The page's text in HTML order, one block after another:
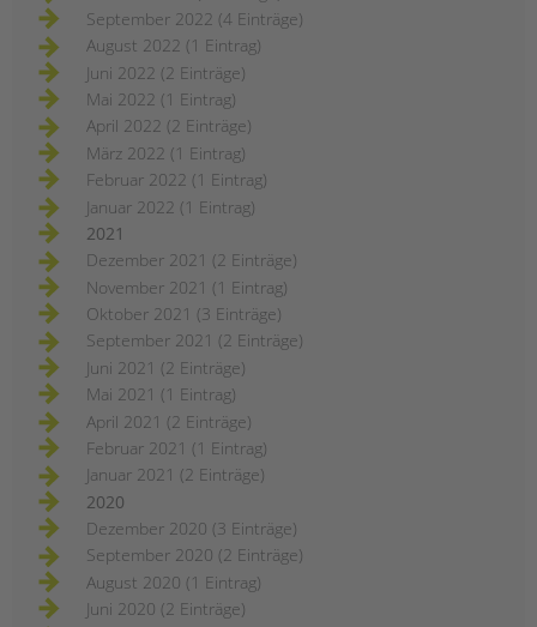
September 2022 (4 Einträge)
August 2022 (1 Eintrag)
Juni 2022 (2 Einträge)
Mai 2022 (1 Eintrag)
April 2022 (2 Einträge)
März 2022 (1 Eintrag)
Februar 2022 (1 Eintrag)
Januar 2022 (1 Eintrag)
2021
Dezember 2021 (2 Einträge)
November 2021 (1 Eintrag)
Oktober 2021 (3 Einträge)
September 2021 (2 Einträge)
Juni 2021 (2 Einträge)
Mai 2021 (1 Eintrag)
April 2021 (2 Einträge)
Februar 2021 (1 Eintrag)
Januar 2021 (2 Einträge)
2020
Dezember 2020 (3 Einträge)
September 2020 (2 Einträge)
August 2020 (1 Eintrag)
Juni 2020 (2 Einträge)